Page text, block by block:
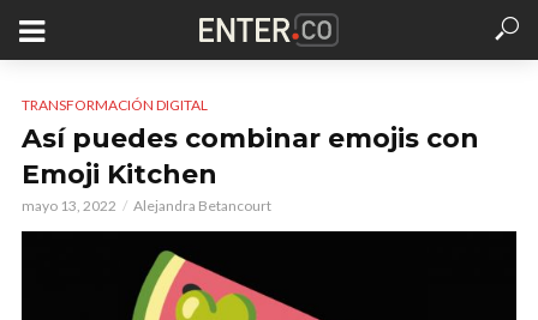
TRANSFORMACIÓN DIGITAL
Así puedes combinar emojis con
Emoji Kitchen
mayo 13, 2022 Alejandra Betancourt